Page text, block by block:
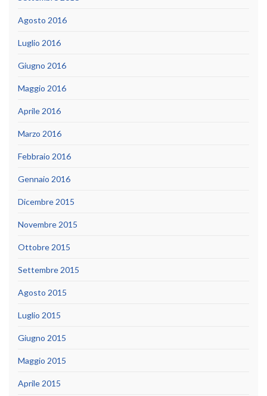
Agosto 2016
Luglio 2016
Giugno 2016
Maggio 2016
Aprile 2016
Marzo 2016
Febbraio 2016
Gennaio 2016
Dicembre 2015
Novembre 2015
Ottobre 2015
Settembre 2015
Agosto 2015
Luglio 2015
Giugno 2015
Maggio 2015
Aprile 2015